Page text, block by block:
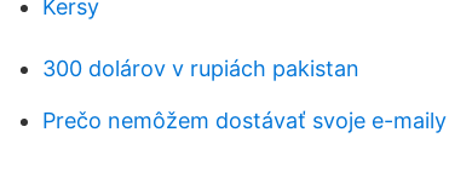
Kersy
300 dolárov v rupiách pakistan
Prečo nemôžem dostávať svoje e-